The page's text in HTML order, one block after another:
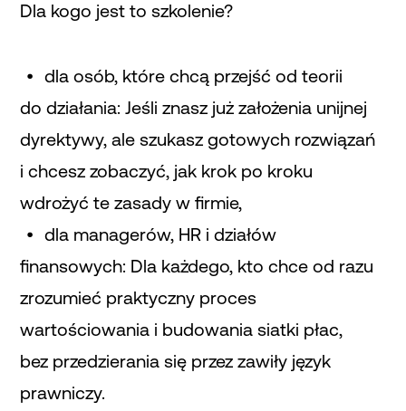
Dla kogo jest to szkolenie?
dla osób, które chcą przejść od teorii
do działania: Jeśli znasz już założenia unijnej
dyrektywy, ale szukasz gotowych rozwiązań
i chcesz zobaczyć, jak krok po kroku
wdrożyć te zasady w firmie,
dla managerów, HR i działów
finansowych: Dla każdego, kto chce od razu
zrozumieć praktyczny proces
wartościowania i budowania siatki płac,
bez przedzierania się przez zawiły język
prawniczy.